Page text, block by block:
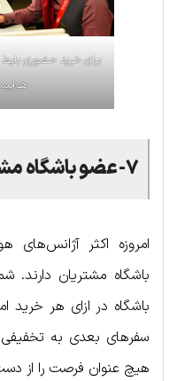
برای خرید حضوری بلیط
۷-عضو باشگاه مشتریان شوید
امروزه اکثر آژانس‌های
باشگاه مشتریان دارند.
باشگاه در ازای هر خرید
سفرهای بعدی به تخفیفی
هیچ عنوان فرصت را از